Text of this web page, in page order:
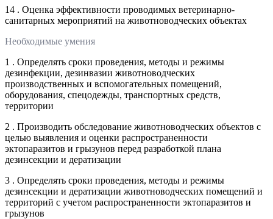
14 . Оценка эффективности проводимых ветеринарно-
санитарных мероприятий на животноводческих объектах
Необходимые умения
1 . Определять сроки проведения, методы и режимы
дезинфекции, дезинвазии животноводческих
производственных и вспомогательных помещений,
оборудования, спецодежды, транспортных средств,
территории
2 . Производить обследование животноводческих объектов с
целью выявления и оценки распространенности
эктопаразитов и грызунов перед разработкой плана
дезинсекции и дератизации
3 . Определять сроки проведения, методы и режимы
дезинсекции и дератизации животноводческих помещений и
территорий с учетом распространенности эктопаразитов и
грызунов